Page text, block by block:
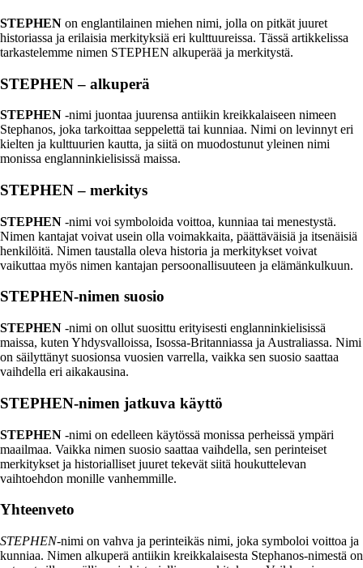
STEPHEN on englantilainen miehen nimi, jolla on pitkät juuret
historiassa ja erilaisia merkityksiä eri kulttuureissa. Tässä artikkelissa
tarkastelemme nimen STEPHEN alkuperää ja merkitystä.
STEPHEN – alkuperä
STEPHEN -nimi juontaa juurensa antiikin kreikkalaiseen nimeen
Stephanos, joka tarkoittaa seppelettä tai kunniaa. Nimi on levinnyt eri
kielten ja kulttuurien kautta, ja siitä on muodostunut yleinen nimi
monissa englanninkielisissä maissa.
STEPHEN – merkitys
STEPHEN -nimi voi symboloida voittoa, kunniaa tai menestystä.
Nimen kantajat voivat usein olla voimakkaita, päättäväisiä ja itsenäisiä
henkilöitä. Nimen taustalla oleva historia ja merkitykset voivat
vaikuttaa myös nimen kantajan persoonallisuuteen ja elämänkulkuun.
STEPHEN-nimen suosio
STEPHEN -nimi on ollut suosittu erityisesti englanninkielisissä
maissa, kuten Yhdysvalloissa, Isossa-Britanniassa ja Australiassa. Nimi
on säilyttänyt suosionsa vuosien varrella, vaikka sen suosio saattaa
vaihdella eri aikakausina.
STEPHEN-nimen jatkuva käyttö
STEPHEN -nimi on edelleen käytössä monissa perheissä ympäri
maailmaa. Vaikka nimen suosio saattaa vaihdella, sen perinteiset
merkitykset ja historialliset juuret tekevät siitä houkuttelevan
vaihtoehdon monille vanhemmille.
Yhteenveto
STEPHEN-nimi on vahva ja perinteikäs nimi, joka symboloi voittoa ja
kunniaa. Nimen alkuperä antiikin kreikkalaisesta Stephanos-nimestä on